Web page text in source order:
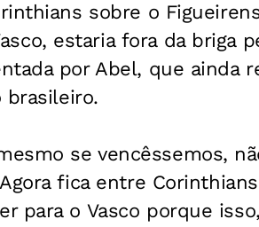
sobre o
estaria fora da briga
por Abel, que ainda
se vencêssemos,
fica entre
para o Vasco porque